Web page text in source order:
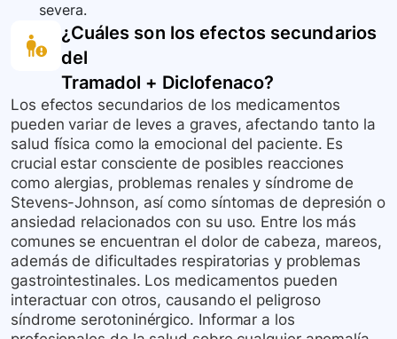
severa.
¿Cuáles son los efectos secundarios
del
Tramadol + Diclofenaco?
Los efectos secundarios de los medicamentos
pueden variar de leves a graves, afectando tanto la
salud física como la emocional del paciente. Es
crucial estar consciente de posibles reacciones
como alergias, problemas renales y síndrome de
Stevens-Johnson, así como síntomas de depresión o
ansiedad relacionados con su uso. Entre los más
comunes se encuentran el dolor de cabeza, mareos,
además de dificultades respiratorias y problemas
gastrointestinales. Los medicamentos pueden
interactuar con otros, causando el peligroso
síndrome serotoninérgico. Informar a los